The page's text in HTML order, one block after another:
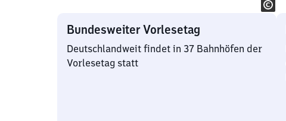
Bundesweiter Vorlesetag
Deutschlandweit findet in 37 Bahnhöfen der
Vorlesetag statt